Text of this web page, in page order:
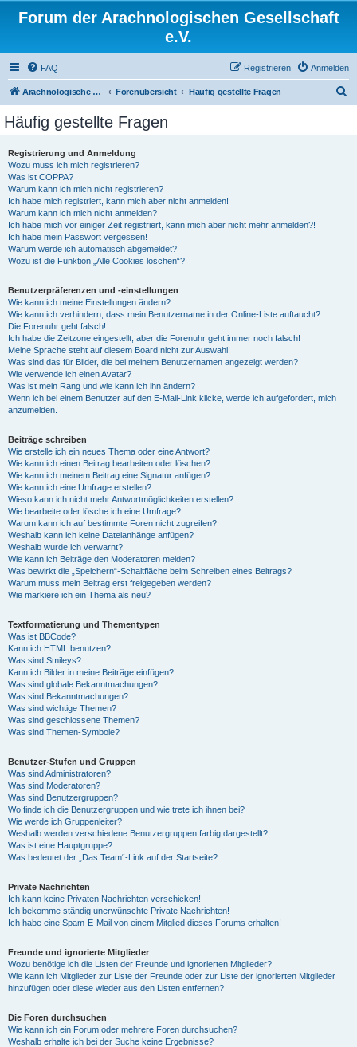
Forum der Arachnologischen Gesellschaft
e.V.
FAQ Anmelden
Registrieren
Arachnologische Gesellschaft e. V. Forenübersicht Häufig gestellte Fragen
Häufig gestellte Fragen
Registrierung und Anmeldung
Wozu muss ich mich registrieren?
Was ist COPPA?
Warum kann ich mich nicht registrieren?
Ich habe mich registriert, kann mich aber nicht anmelden!
Warum kann ich mich nicht anmelden?
Ich habe mich vor einiger Zeit registriert, kann mich aber nicht mehr anmelden?!
Ich habe mein Passwort vergessen!
Warum werde ich automatisch abgemeldet?
Wozu ist die Funktion „Alle Cookies löschen“?
Benutzerpräferenzen und -einstellungen
Wie kann ich meine Einstellungen ändern?
Wie kann ich verhindern, dass mein Benutzername in der Online-Liste auftaucht?
Die Forenuhr geht falsch!
Ich habe die Zeitzone eingestellt, aber die Forenuhr geht immer noch falsch!
Meine Sprache steht auf diesem Board nicht zur Auswahl!
Was sind das für Bilder, die bei meinem Benutzernamen angezeigt werden?
Wie verwende ich einen Avatar?
Was ist mein Rang und wie kann ich ihn ändern?
Wenn ich bei einem Benutzer auf den E-Mail-Link klicke, werde ich aufgefordert, mich
anzumelden.
Beiträge schreiben
Wie erstelle ich ein neues Thema oder eine Antwort?
Wie kann ich einen Beitrag bearbeiten oder löschen?
Wie kann ich meinem Beitrag eine Signatur anfügen?
Wie kann ich eine Umfrage erstellen?
Wieso kann ich nicht mehr Antwortmöglichkeiten erstellen?
Wie bearbeite oder lösche ich eine Umfrage?
Warum kann ich auf bestimmte Foren nicht zugreifen?
Weshalb kann ich keine Dateianhänge anfügen?
Weshalb wurde ich verwarnt?
Wie kann ich Beiträge den Moderatoren melden?
Was bewirkt die „Speichern“-Schaltfläche beim Schreiben eines Beitrags?
Warum muss mein Beitrag erst freigegeben werden?
Wie markiere ich ein Thema als neu?
Textformatierung und Thementypen
Was ist BBCode?
Kann ich HTML benutzen?
Was sind Smileys?
Kann ich Bilder in meine Beiträge einfügen?
Was sind globale Bekanntmachungen?
Was sind Bekanntmachungen?
Was sind wichtige Themen?
Was sind geschlossene Themen?
Was sind Themen-Symbole?
Benutzer-Stufen und Gruppen
Was sind Administratoren?
Was sind Moderatoren?
Was sind Benutzergruppen?
Wo finde ich die Benutzergruppen und wie trete ich ihnen bei?
Wie werde ich Gruppenleiter?
Weshalb werden verschiedene Benutzergruppen farbig dargestellt?
Was ist eine Hauptgruppe?
Was bedeutet der „Das Team“-Link auf der Startseite?
Private Nachrichten
Ich kann keine Privaten Nachrichten verschicken!
Ich bekomme ständig unerwünschte Private Nachrichten!
Ich habe eine Spam-E-Mail von einem Mitglied dieses Forums erhalten!
Freunde und ignorierte Mitglieder
Wozu benötige ich die Listen der Freunde und ignorierten Mitglieder?
Wie kann ich Mitglieder zur Liste der Freunde oder zur Liste der ignorierten Mitglieder
hinzufügen oder diese wieder aus den Listen entfernen?
Die Foren durchsuchen
Wie kann ich ein Forum oder mehrere Foren durchsuchen?
Weshalb erhalte ich bei der Suche keine Ergebnisse?